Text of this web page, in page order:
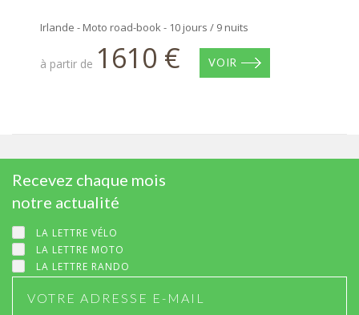
Irlande - Moto road-book - 10 jours / 9 nuits
à partir de 1610 € VOIR
Recevez chaque mois
notre actualité
LA LETTRE VÉLO
LA LETTRE MOTO
LA LETTRE RANDO